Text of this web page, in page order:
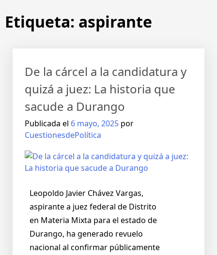
Etiqueta: aspirante
De la cárcel a la candidatura y
quizá a juez: La historia que
sacude a Durango
Publicada el 6 mayo, 2025 por
CuestionesdePolítica
Leopoldo Javier Chávez Vargas,
aspirante a juez federal de Distrito
en Materia Mixta para el estado de
Durango, ha generado revuelo
nacional al confirmar públicamente